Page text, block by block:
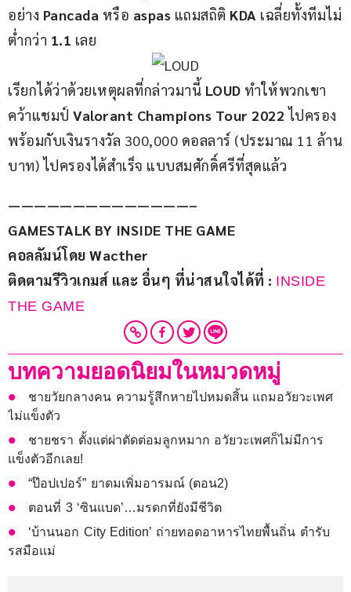
อย่าง Pancada หรือ aspas แถมสถิติ KDA เฉลี่ยทั้งทีมไม่
ต่ำกว่า 1.1 เลย
เรียกได้ว่าด้วยเหตุผลที่กล่าวมานี้ LOUD ทำให้พวกเขา
คว้าแชมป์ Valorant Champions Tour 2022 ไปครอง
พร้อมกับเงินรางวัล 300,000 ดอลลาร์ (ประมาณ 11 ล้าน
บาท) ไปครองได้สำเร็จ แบบสมศักดิ์ศรีที่สุดแล้ว
——————————————–
GAMESTALK BY INSIDE THE GAME
คอลลัมน์โดย Wacther
ติดตามรีวิวเกมส์ และ อื่นๆ ที่น่าสนใจได้ที่ : INSIDE
THE GAME
บทความยอดนิยมในหมวดหมู่
ชายวัยกลางคน ความรู้สึกหายไปหมดสิ้น แถมอวัยวะเพศ
ไม่แข็งตัว
ชายชรา ตั้งแต่ผ่าตัดต่อมลูกหมาก อวัยวะเพศก็ไม่มีการ
แข็งตัวอีกเลย!
“ป๊อปเปอร์” ยาดมเพิ่มอารมณ์ (ตอน2)
ตอนที่ 3 ‘ซินแบด’…มรดกที่ยังมีชีวิต
‘บ้านนอก City Edition’ ถ่ายทอดอาหารไทยพื้นถิ่น ตำรับ
รสมือแม่